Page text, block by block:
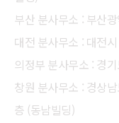
부산 분사무소 : 부산
대전 분사무소 : 대전
의정부 분사무소 : 경
창원 분사무소 : 경상
층 (동남빌딩)